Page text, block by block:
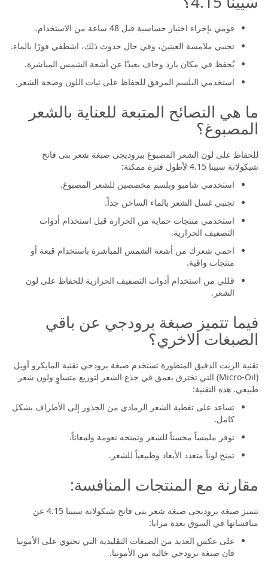
قومي بإجراء اختبار حساسية قبل 48 ساعة من الاستخدام.
تجنبي ملامسة العينين، وفي حال حدوث ذلك، اشطفي فورًا بالماء.
يُحفظ في مكان بارد وجاف بعيدًا عن أشعة الشمس المباشرة.
استخدمي البلسم المرفق للحفاظ على ثبات اللون وصحة الشعر.
ما هي النصائح المتبعة للعناية بالشعر
المصبوغ؟
للحفاظ على لون الشعر المصبوغ ببروديجى صبغة شعر بنى فاتح
شيكولاتة سيينا 4.15 لأطول فترة ممكنة:
استخدمي شامبو وبلسم مخصصين للشعر المصبوغ.
تجنبي غسل الشعر بالماء الساخن جداً.
استخدمي منتجات حماية من الحرارة قبل استخدام أدوات
التصفيف الحرارية.
احمي شعرك من أشعة الشمس المباشرة باستخدام قبعة أو
منتجات واقية.
قللي من استخدام أدوات التصفيف الحرارية للحفاظ على لون
الشعر.
فيما تتميز صبغة برودجي عن باقي
الصبغات الاخري؟
تقنية الزيت الدقيق المتطورة تستخدم صبغة برودجي تقنية المايكرو أويل
(Micro-Oil) التي تخترق بعمق في جذع الشعر لتوزيع متساوٍ ولون شعر
طبيعي. هذه التقنية:
تساعد على تغطية الشعر الرمادي من الجذور إلى الأطراف بشكل
كامل.
توفر ملمساً محسناً للشعر وتمنحه نعومة ولمعاناً.
تمنح لوناً متعدد الأبعاد وطبيعياً للشعر.
مقارنة مع المنتجات المنافسة:
تتميز صبغة بروديجى صبغة شعر بنى فاتح شيكولاتة سيينا 4.15 عن
منافساتها في السوق بعدة مزايا:
على عكس العديد من الصبغات التقليدية التي تحتوي على الأمونيا
فان صبغة برودجي خالية من الأمونيا.